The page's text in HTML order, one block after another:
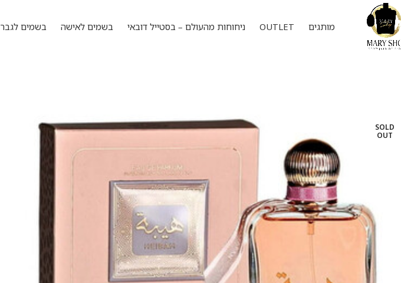
מותגים OUTLET ניחוחות מהעולם – בסטייל דובאי בשמים לאישה בשמים לגבר
SOLD
OUT